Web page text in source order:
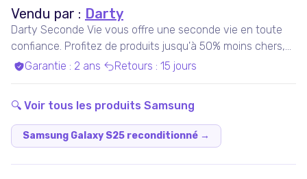
Vendu par : Darty
Darty Seconde Vie vous offre une seconde vie en toute
confiance. Profitez de produits jusqu'à 50% moins chers,
pris en charge par nos experts qualifiés, dans nos ateliers
Garantie : 2 ans Retours : 15 jours
🔍 Voir tous les produits Samsung
Samsung Galaxy S25 reconditionné →